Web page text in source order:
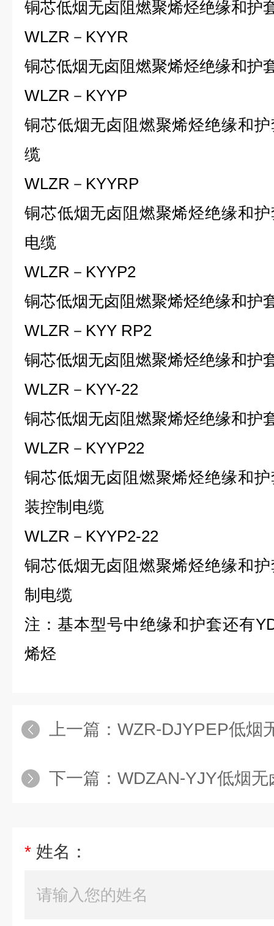
铜芯低烟无卤阻燃聚烯烃绝缘和护
WLZR－KYYR
铜芯低烟无卤阻燃聚烯烃绝缘和护
WLZR－KYYP
铜芯低烟无卤阻燃聚烯烃绝缘和
缆
WLZR－KYYRP
铜芯低烟无卤阻燃聚烯烃绝缘和
电缆
WLZR－KYYP2
铜芯低烟无卤阻燃聚烯烃绝缘和护
WLZR－KYY RP2
铜芯低烟无卤阻燃聚烯烃绝缘和护
WLZR－KYY-22
铜芯低烟无卤阻燃聚烯烃绝缘和护
WLZR－KYYP22
铜芯低烟无卤阻燃聚烯烃绝缘和
装控制电缆
WLZR－KYYP2-22
铜芯低烟无卤阻燃聚烯烃绝缘和
制电缆
注：基本型号中绝缘和护套还有
烯烃
上一篇： WZR-DJYPEP低烟
下一篇： WDZAN-YJY低烟无
* 姓名：